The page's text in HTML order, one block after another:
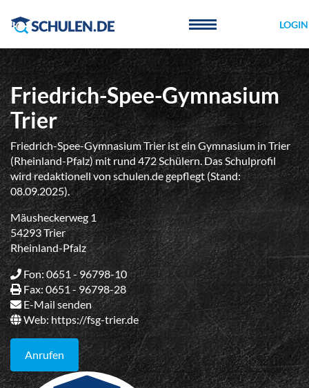
LOGIN
Friedrich-Spee-Gymnasium
Trier
Friedrich-Spee-Gymnasium Trier ist ein Gymnasium in Trier
(Rheinland-Pfalz) mit rund 472 Schülern. Das Schulprofil
wird redaktionell von schulen.de gepflegt (Stand:
08.09.2025).
Mäusheckerweg 1
54293 Trier
Rheinland-Pfalz
Fon: 0651 - 96798-10
Fax: 0651 - 96798-28
E-Mail senden
Web:https://fsg-trier.de
Anrufen